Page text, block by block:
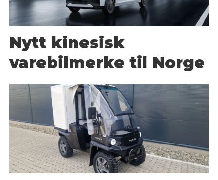
Nytt kinesisk
varebilmerke til Norge